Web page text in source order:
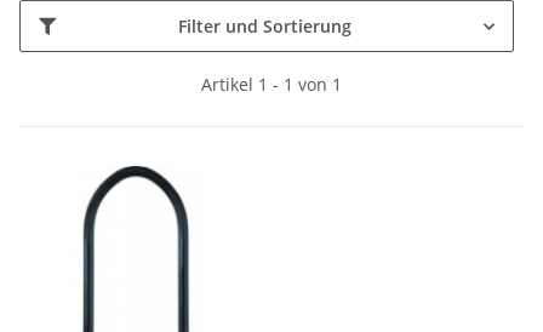
Filter und Sortierung
Artikel 1 - 1 von 1